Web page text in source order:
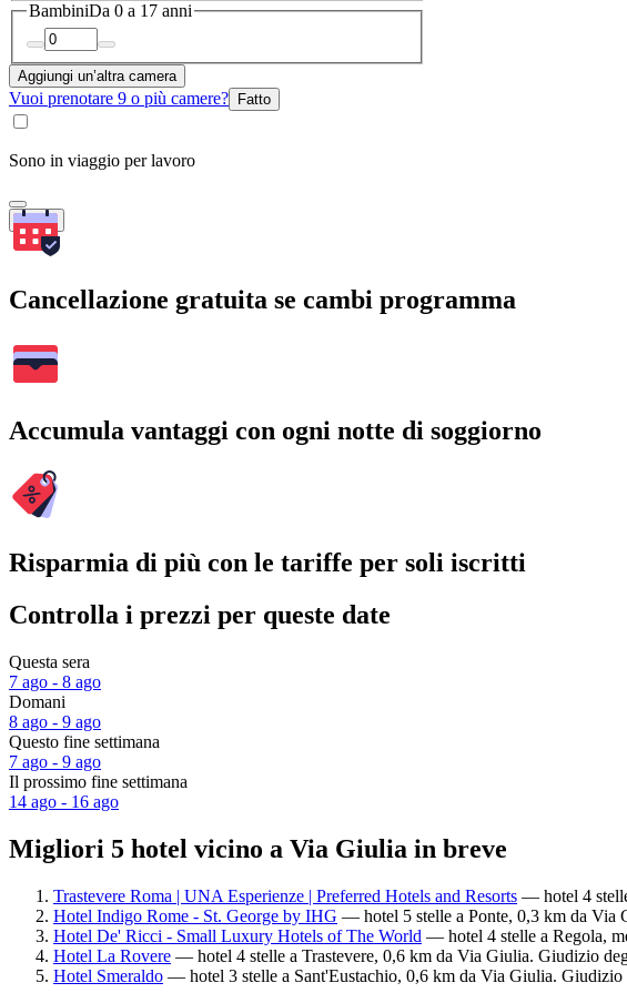
BambiniDa 0 a 17 anni
Aggiungi un’altra camera
Vuoi prenotare 9 o più camere? Fatto
Sono in viaggio per lavoro
Cerca
Cancellazione gratuita se cambi programma
Accumula vantaggi con ogni notte di soggiorno
Risparmia di più con le tariffe per soli iscritti
Controlla i prezzi per queste date
Questa sera
7 ago - 8 ago
Domani
8 ago - 9 ago
Questo fine settimana
7 ago - 9 ago
Il prossimo fine settimana
14 ago - 16 ago
Migliori 5 hotel vicino a Via Giulia in breve
Trastevere Roma | UNA Esperienze | Preferred Hotels and Resorts — hotel 4
Hotel Indigo Rome - St. George by IHG — hotel 5 stelle a Ponte, 0,3 km da
Hotel De' Ricci - Small Luxury Hotels of The World — hotel 4 stelle a Regola,
Hotel La Rovere — hotel 4 stelle a Trastevere, 0,6 km da Via Giulia. Giudizio
Hotel Smeraldo — hotel 3 stelle a Sant'Eustachio, 0,6 km da Via Giulia.